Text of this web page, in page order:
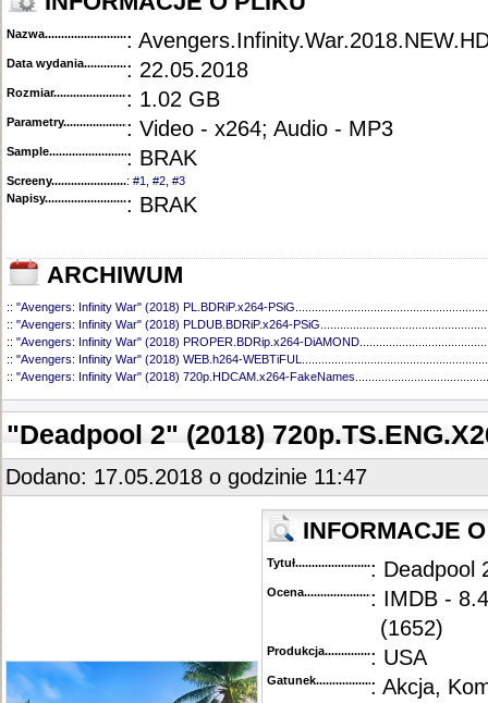
Nazwa.............................................
:
Data wydania......................................
: 22.05.2018
Rozmiar...........................................
: 1.02 GB
Parametry.........................................: Video - x264; Audio - MP3
Sample............................................
: BRAK
Screeny...........................................
: #1 #2 #3
Napisy............................................
: BRAK
ARCHIWUM
:: "Avengers: Infinity War" (2018) PL.BDRiP.x264-PSiG
:: "Avengers: Infinity War" (2018) PLDUB.BDRiP.x264-PSiG
:: "Avengers: Infinity War" (2018) PROPER.BDRip.x264-DiAMOND
:: "Avengers: Infinity War" (2018) WEB.h264-WEBTiFUL
:: "Avengers: Infinity War" (2018) 720p.HDCAM.x264-FakeNames
"Deadpool 2" (2018)
Dodano: 17.05.2018 o godzinie 11:47
INFORMACJE
Tytuł............................................
: Deadpool
Ocena.............................................
: IMDB -
(1652)
Produkcja.........................................
: USA
Gatunek...........................................
: Akcja,